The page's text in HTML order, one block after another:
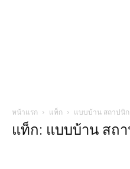
หน้าแรก แท็ก แบบบ้าน สถาปนิก
แท็ก: แบบบ้าน สถ